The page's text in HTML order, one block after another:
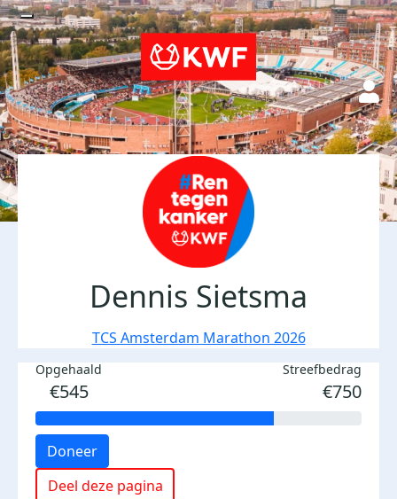
Dennis Sietsma
TCS Amsterdam Marathon 2026
Opgehaald
€545
Streefbedrag
€750
Doneer
Deel deze pagina